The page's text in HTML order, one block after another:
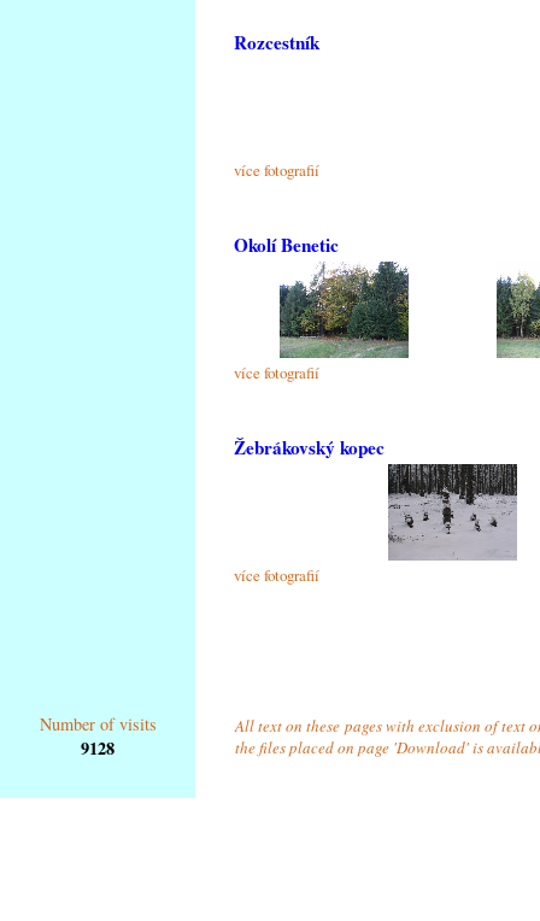
Rozcestník
více fotografií
Okolí Benetic
více fotografií
Žebrákovský kopec
více fotografií
Number of visits
9128
All text on these pages with exclusion of text
the files placed on page 'Download' is